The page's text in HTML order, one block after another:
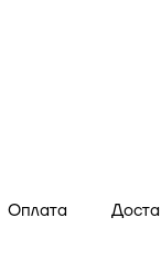
Оплата